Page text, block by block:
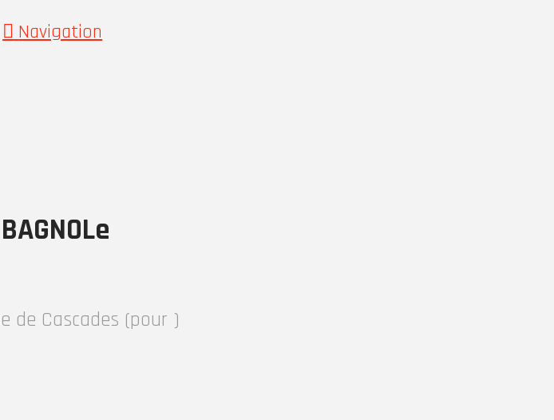
Navigation
de Cascades (pour )